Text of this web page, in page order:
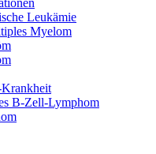
Leukämie
Myelom
Krankheit
B-Zell-Lymphom